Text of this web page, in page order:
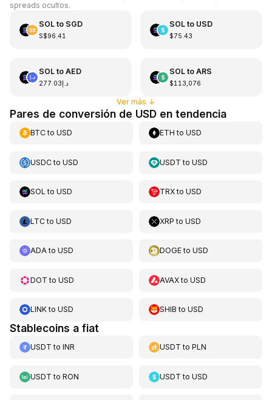
spreads ocultos.
SOLto SGD
S$96.41
SOLto USD
$75.43
SOLto AED
د.إ277.03
SOLto ARS
$113,076
Ver más ↓
Pares de conversión de USD en tendencia
BTCto USD ETH toUSD
USDCto USD USDT toUSD
SOL to USD TRXtoUSD
LTCto USD XRP toUSD
ADAto USD DOGEtoUSD
DOT to USD AVAXtoUSD
LINKto USD SHIB toUSD
Stablecoins a fiat
USDT to INR USDT toPLN
USDT to RON USDT toUSD